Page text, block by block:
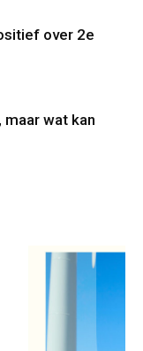
over 2e
maar wat kan